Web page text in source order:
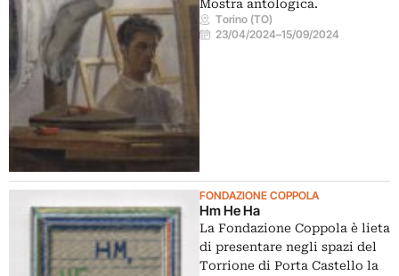
Mostra antologica.
Torino (TO)
23/04/2024–15/09/2024
FONDAZIONE COPPOLA
Hm He Ha
La Fondazione Coppola è lieta
di presentare negli spazi del
Torrione di Porta Castello la